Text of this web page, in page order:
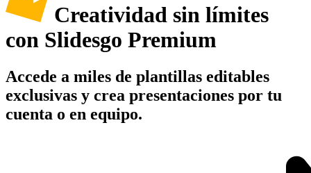
Creatividad sin límites
con Slidesgo Premium
Accede a miles de plantillas editables
exclusivas y crea presentaciones por tu
cuenta o en equipo.